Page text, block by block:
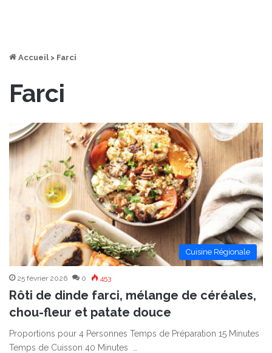
Accueil > Farci
Farci
Cuisine Régionale
25 février 2026 0 453
Rôti de dinde farci, mélange de céréales,
chou-fleur et patate douce
Proportions pour 4 Personnes Temps de Préparation 15 Minutes
Temps de Cuisson 40 Minutes …